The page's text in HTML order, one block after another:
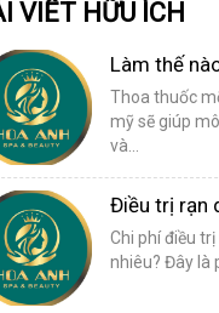
VIẾT HỮU ÍCH
Làm thế
Thoa thuốc
mỹ sẽ giúp
và...
Điều trị rạn
Chi phí điều
nhiêu? Đây là